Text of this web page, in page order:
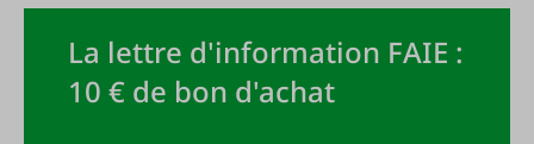
La lettre d'information FAIE :
10 € de bon d'achat